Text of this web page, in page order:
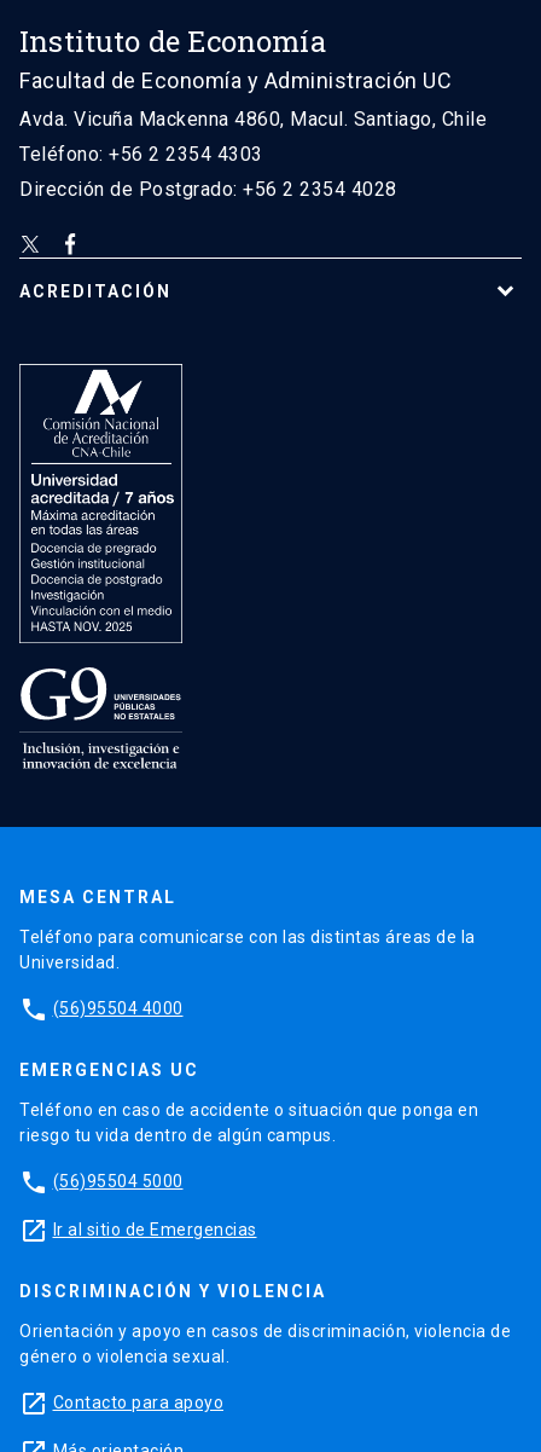
Instituto de Economía
Facultad de Economía y Administración UC
Avda. Vicuña Mackenna 4860, Macul. Santiago, Chile
Teléfono: +56 2 2354 4303
Dirección de Postgrado: +56 2 2354 4028
ACREDITACIÓN
MESA CENTRAL
Teléfono para comunicarse con las distintas áreas de la
Universidad.
phone (56)95504 4000
EMERGENCIAS UC
Teléfono en caso de accidente o situación que ponga en
riesgo tu vida dentro de algún campus.
phone (56)95504 5000
launch Ir al sitio de Emergencias
DISCRIMINACIÓN Y VIOLENCIA
Orientación y apoyo en casos de discriminación, violencia de
género o violencia sexual.
launch Contacto para apoyo